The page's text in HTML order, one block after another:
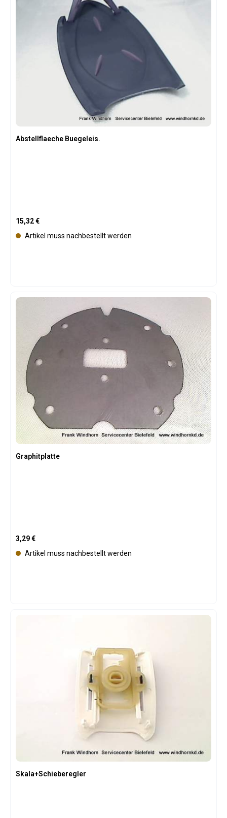
Abstellflaeche Buegeleis.
Regulärer Preis:
15,32 €
Artikel muss nachbestellt werden
Graphitplatte
Regulärer Preis:
3,29 €
Artikel muss nachbestellt werden
Skala+Schieberegler